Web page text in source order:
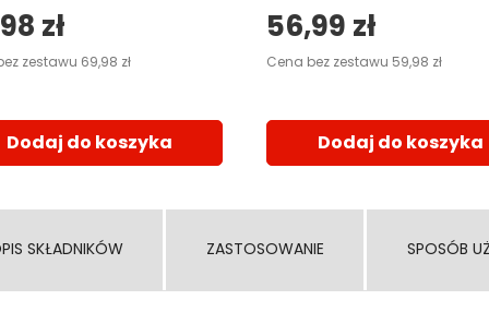
zł
zestawu 69,98 zł
Dodaj do koszyka
56,99 zł
Cena bez zestawu 59,98 zł
Dodaj do koszyka
SKŁADNIKÓW ZASTOSOWANIE SPOSÓB